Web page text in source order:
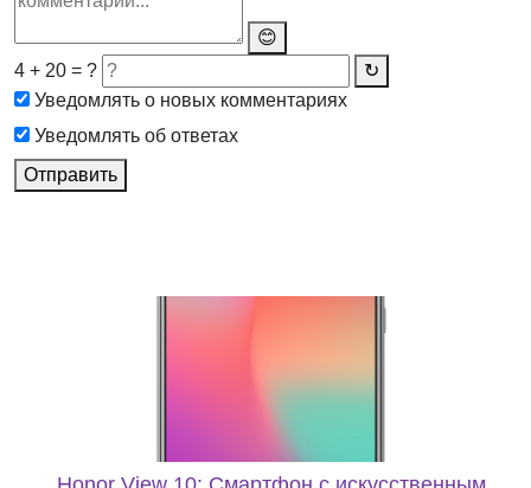
😊
4 + 20 = ?
↻
Уведомлять о новых комментариях
Уведомлять об ответах
Отправить